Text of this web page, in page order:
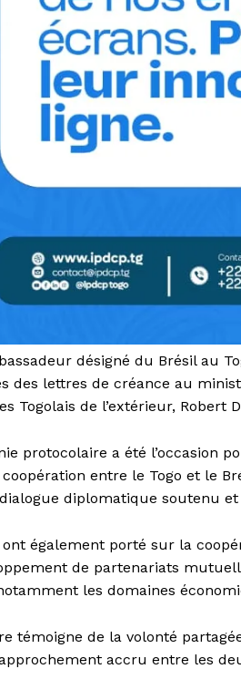
désigné du Brésil au
des lettres de créance au
Togolais de l’extérieur, Robert
protocolaire a été l’occasion
coopération entre le Togo et le
diplomatique soutenu
ont également porté sur la
de partenariats
les domaines
témoigne de la volonté
accru entre les